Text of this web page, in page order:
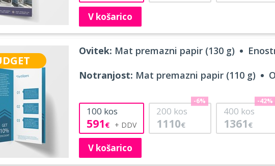
V košarico
Ovitek: Mat premazni papir (130 g)
Notranjost: Mat premazni papir (110 g)
100 kos
591€
200 kos
1110€
-6%
400 kos
1361 €
-42%
V košarico